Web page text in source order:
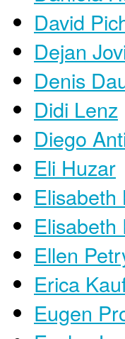
David
Dejan
Denis
Didi Lenz
Diego
Eli Huzar
Elisabeth
Elisabeth
Ellen
Erica
Eugen